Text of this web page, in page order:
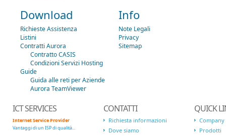
Download
Richieste Assistenza
Listini
Contratti Aurora
Contratto CASIS
Condizioni Servizi Hosting
Guide
Guida alle reti per Aziende
Aurora TeamViewer
Info
Note Legali
Privacy
Sitemap
ICT SERVICES
Internet Service Provider
Vantaggi di un ISP di qualità...
CONTATTI
Richiesta informazioni
Dove siamo
QUICK
Company
Prodotti